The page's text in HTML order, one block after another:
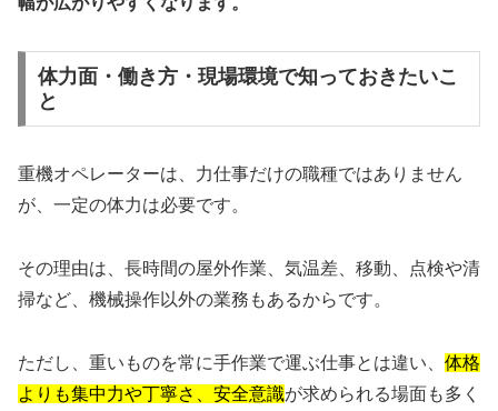
体力面・働き方・現場環境で知っておきたいこ
と
重機オペレーターは、力仕事だけの職種ではありません
が、一定の体力は必要です。
その理由は、長時間の屋外作業、気温差、移動、点検や清
掃など、機械操作以外の業務もあるからです。
ただし、重いものを常に手作業で運ぶ仕事とは違い、 体格
よりも集中力や丁寧さ、安全意識が求められる場面も多く